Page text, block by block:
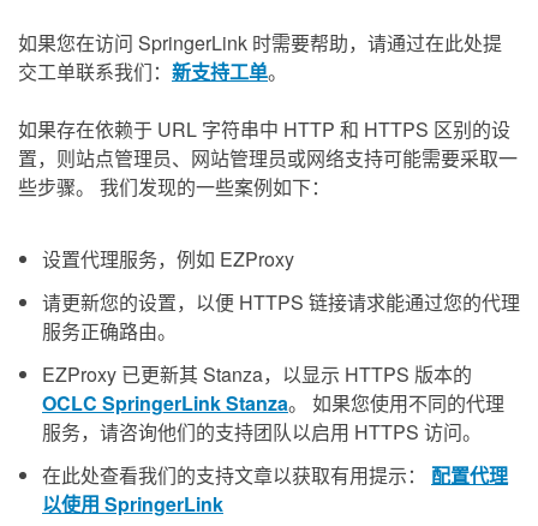
如果您在访问 SpringerLink 时需要帮助，请通过在此处提
交工单联系我们： 新支持工单。
如果存在依赖于 URL 字符串中 HTTP 和 HTTPS 区别的设
置，则站点管理员、网站管理员或网络支持可能需要采取一
些步骤。 我们发现的一些案例如下：
设置代理服务，例如 EZProxy
请更新您的设置，以便 HTTPS 链接请求能通过您的代理
服务正确路由。
EZProxy 已更新其 Stanza，以显示 HTTPS 版本的
OCLC SpringerLink Stanza。 如果您使用不同的代理
服务，请咨询他们的支持团队以启用 HTTPS 访问。
在此处查看我们的支持文章以获取有用提示： 配置代理
以使用 SpringerLink